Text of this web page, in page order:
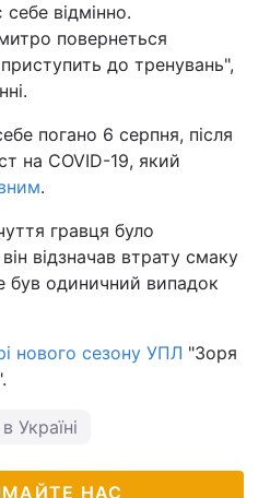
відмінно.
повернеться
до тренувань",
погано 6 серпня, після
на COVID-19, який
.
гравця було
відзначав втрату смаку
був одиничний випадок
нового сезону УПЛ "Зоря
Україні
НАС